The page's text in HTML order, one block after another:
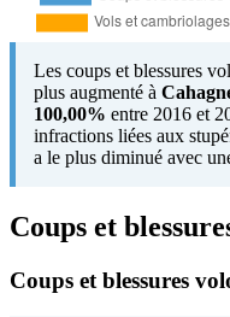
Les coups et blessures
plus augmenté à
100,00% entre 2016 et
infractions liées aux
a le plus diminué avec
Coups et
Coups et blessures